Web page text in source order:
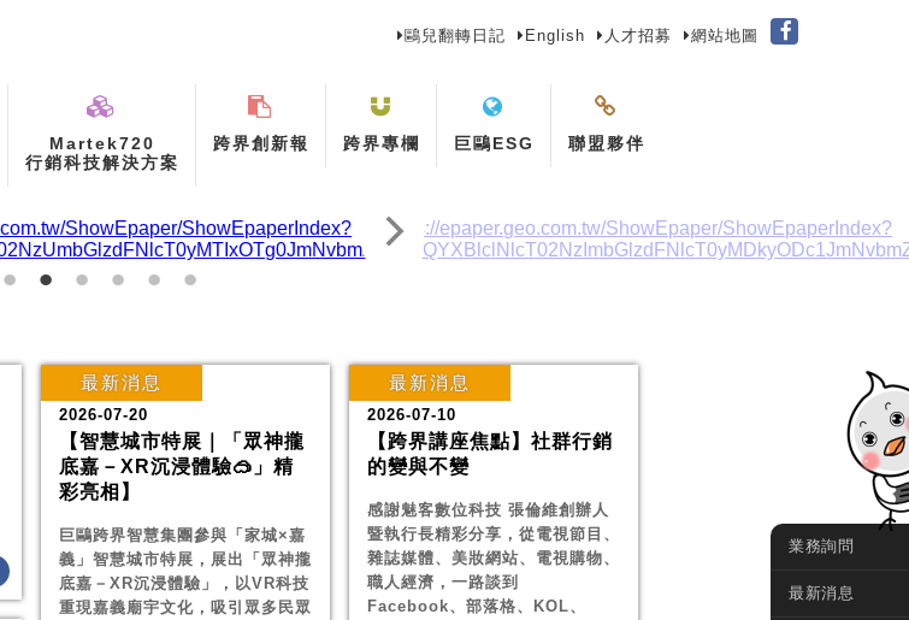
鷗兒翻轉日記 English 人才招募 網站地圖
Martek720
行銷科技解決方案
跨界創新報 跨界專欄 巨鷗ESG 聯盟夥伴
業務詢問
最新消息
最新消息
2026-07-20
【智慧城市特展｜「眾神攏
底嘉－XR沉浸體驗🥽」精
彩亮相】
巨鷗跨界智慧集團參與「家城×嘉
義」智慧城市特展，展出「眾神攏
底嘉－XR沉浸體驗」，以VR科技
重現嘉義廟宇文化，吸引眾多民眾
最新消息
2026-07-10
【跨界講座焦點】社群行銷
的變與不變
感謝魅客數位科技 張倫維創辦人
暨執行長精彩分享，從電視節目、
雜誌媒體、美妝網站、電視購物、
職人經濟，一路談到
Facebook、部落格、KOL、